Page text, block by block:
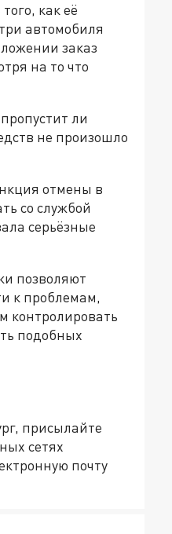
как её
автомобиля
заказ
на то что
ли
не произошло
отмены в
со службой
серьёзные
позволяют
к проблемам,
контролировать
подобных
присылайте
сетях
почту